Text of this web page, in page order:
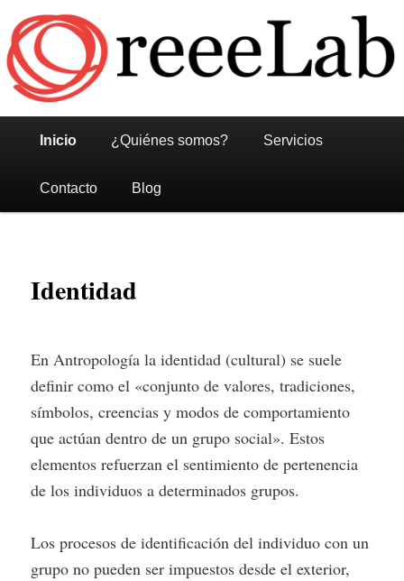
Reeelab
principal
Ir
contenido
Ir
contenido
Inicio ¿Quiénes somos? Servicios
Contacto Blog
Identidad
En Antropología la identidad (cultural) se suele
definir como el «conjunto de valores, tradiciones,
símbolos, creencias y modos de comportamiento
que actúan dentro de un grupo social». Estos
elementos refuerzan el sentimiento de pertenencia
de los individuos a determinados grupos.
Los procesos de identificación del individuo con un
grupo no pueden ser impuestos desde el exterior,